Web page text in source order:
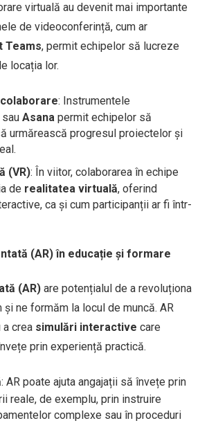
virtuală au devenit mai importante
de videoconferință, cum ar
Teams, permit echipelor să lucreze
locația lor.
: Instrumentele
sau Asanapermit echipelor să
urmărească progresul proiectelor și
(VR): În viitor, colaborarea în echipe
de realitatea virtuală, oferind
ca și cum participanții ar fi într-
(AR) în educație și formare
(AR)are potențialul de a revoluționa
ne formăm la locul de muncă. AR
crea simulări interactive care
prin experiență practică.
: AR poate ajuta angajații să învețe prin
reale, de exemplu, prin instruire
complexe sau în proceduri